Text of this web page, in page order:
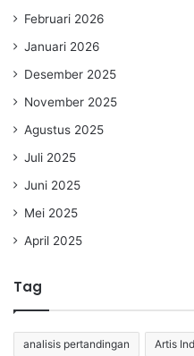
Februari 2026
Januari 2026
Desember 2025
November 2025
Agustus 2025
Juli 2025
Juni 2025
Mei 2025
April 2025
Tag
analisis pertandingan Artis